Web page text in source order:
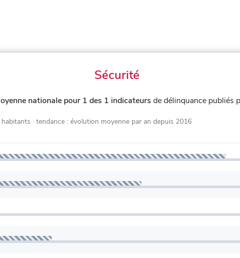
Sécurité
nationale pour 1 des 1 indicateurs de délinquance publiés
· tendance : évolution moyenne par an depuis 2016